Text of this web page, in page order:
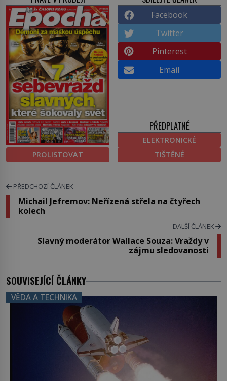
PROLISTOVAT
Facebook
Twitter
Pinterest
Email
PŘEDPLATNÉ
ELEKTRONICKÉ
TIŠTĚNÉ
PŘEDCHOZÍ ČLÁNEK
Michail Jefremov: Neřízená střela na čtyřech
kolech
DALŠÍ ČLÁNEK
Slavný moderátor Wallace Souza: Vraždy v
zájmu sledovanosti
SOUVISEJÍCÍ ČLÁNKY
VĚDA A TECHNIKA